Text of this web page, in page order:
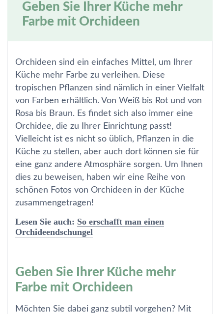
Geben Sie Ihrer Küche mehr
Farbe mit Orchideen
Orchideen sind ein einfaches Mittel, um Ihrer
Küche mehr Farbe zu verleihen. Diese
tropischen Pflanzen sind nämlich in einer Vielfalt
von Farben erhältlich. Von Weiß bis Rot und von
Rosa bis Braun. Es findet sich also immer eine
Orchidee, die zu Ihrer Einrichtung passt!
Vielleicht ist es nicht so üblich, Pflanzen in die
Küche zu stellen, aber auch dort können sie für
eine ganz andere Atmosphäre sorgen. Um Ihnen
dies zu beweisen, haben wir eine Reihe von
schönen Fotos von Orchideen in der Küche
zusammengetragen!
Lesen Sie auch: So erschafft man einen
Orchideendschungel
Geben Sie Ihrer Küche mehr
Farbe mit Orchideen
Möchten Sie dabei ganz subtil vorgehen? Mit